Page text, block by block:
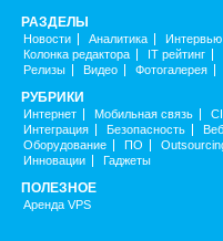
РАЗДЕЛЫ
Новости Аналитика Интервью
Колонка редактора
IT рейтинг
Релизы
Видео Фотогалерея
РУБРИКИ
Интернет Мобильная связь
Интеграция
Безопасность Веб
Оборудование
ПО
Инновации
Гаджеты
ПОЛЕЗНОЕ
Аренда VPS